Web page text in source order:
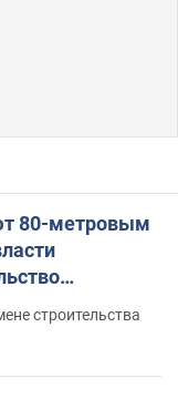
80-метровым
строительства